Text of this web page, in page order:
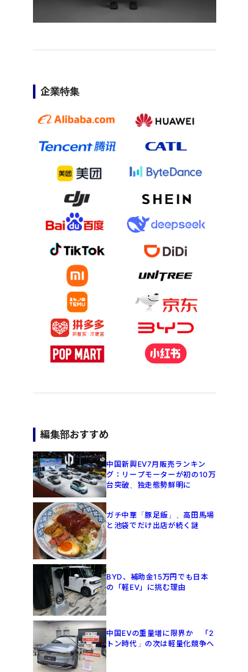
企業特集
編集部おすすめ
中国新興EV7月販売ランキン
グ：リープモーターが初の10万
台突破、独走態勢鮮明に
ガチ中華「豚足飯」、高田馬場
と池袋でだけ出店が続く謎
BYD、補助金15万円でも日本
の「軽EV」に挑む理由
中国EVの重量増に限界か 「2
トン時代」の次は軽量化競争へ